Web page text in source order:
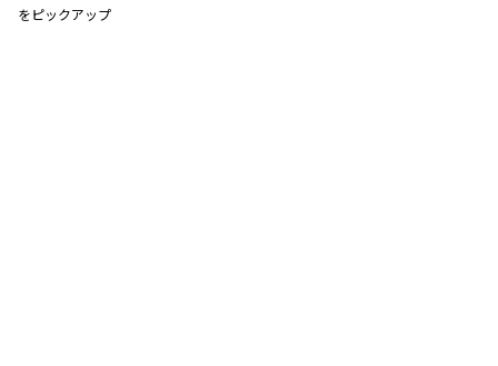
をピックアップ